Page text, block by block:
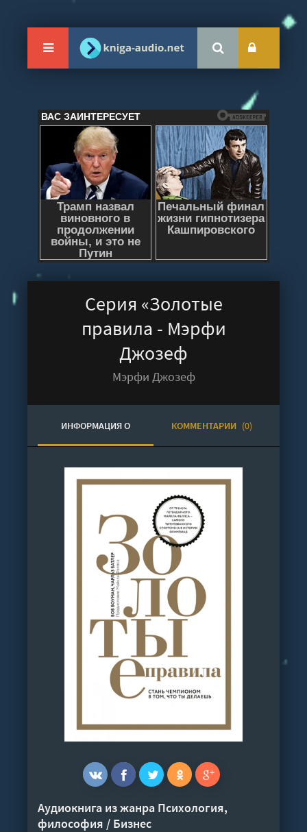
Серия «Золотые
правила - Мэрфи
Джозеф
Мэрфи Джозеф
ИНФОРМАЦИЯ О
АУДИОКНИГЕ
КОММЕНТАРИИ (0)
Аудиокнига из жанра Психология,
философия / Бизнес